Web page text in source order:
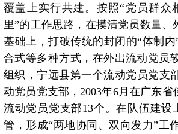
覆盖上实行共建。按照“党员群
里”的工作思路，在摸清党员数量
基础上，打破传统的封闭的“体制
合式等多种方式，在外出流动党员
组织，宁远县第一个流动党员党
动党员党支部，2003年6月在广东
流动党员党支部13个。在队伍建
管，形成“两地协同、双向发力”工